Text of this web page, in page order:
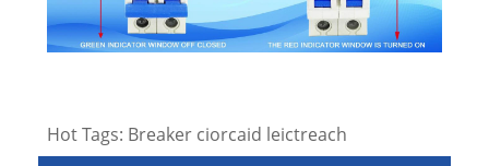
Hot Tags: Breaker ciorcaid leictreach